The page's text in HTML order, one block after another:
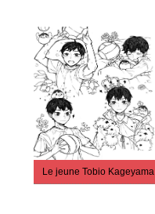
Le jeune Tobio Kageyama